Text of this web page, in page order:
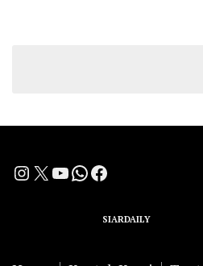
Instagram
X YouTube
WhatsApp
Facebook
SIARDAILY